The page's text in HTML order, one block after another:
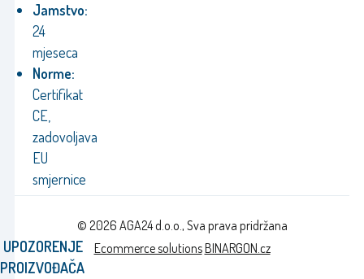
Jamstvo:
24
mjeseca
Norme:
Certifikat
CE,
zadovoljava
EU
smjernice
UPOZORENJE
PROIZVOĐAČA
© 2026 AGA24 d.o.o., Sva prava pridržana
Ecommerce solutionsBINARGON.cz